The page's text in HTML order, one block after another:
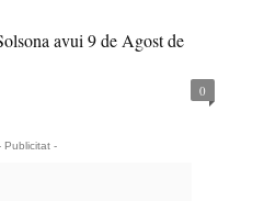
avui 9 de Agost de
0
Publicitat -